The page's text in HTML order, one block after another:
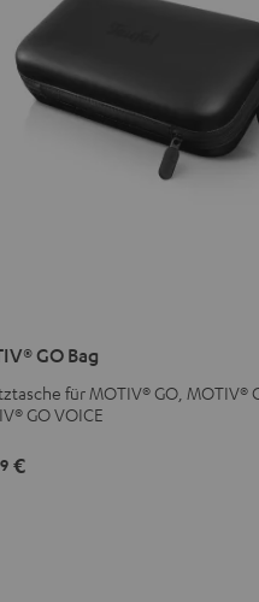
GO Bag
für MOTIV® GO, MOTIV®
GO VOICE
€